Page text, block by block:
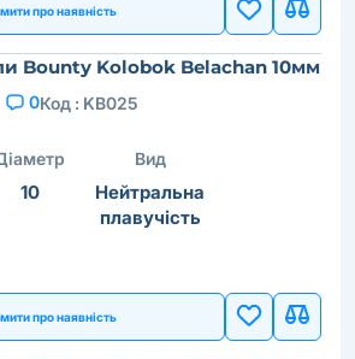
про наявність
Bounty Kolobok Belachan 10мм
0Код : KB025
10
Вид
Нейтральна
плавучість
про наявність